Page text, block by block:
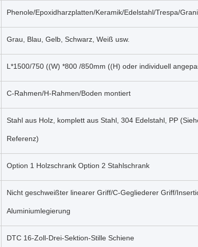
Phenole/Epoxidharzplatten/Keramik/Edelstahl/Trespa/
Grau, Blau, Gelb, Schwarz, Weiß usw.
L*1500/750 ((W) *800 /850mm ((H) oder individuell
C-Rahmen/H-Rahmen/Boden montiert
Stahl aus Holz, komplett aus Stahl, 304 Edelstahl, PP
Referenz)
Option 1 Holzschrank Option 2 Stahlschrank
Nicht geschweißter linearer Griff/C-Gegliederer Griff/
Aluminiumlegierung
DTC 16-Zoll-Drei-Sektion-Stille Schiene